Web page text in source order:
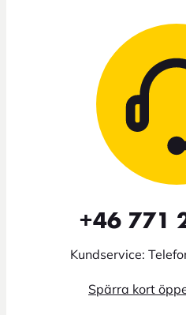
+46 771
Kundservice:
Spärra kort